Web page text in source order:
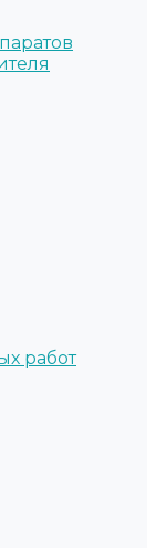
работ